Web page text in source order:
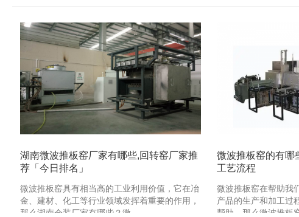
湖南微波推板窑厂家有哪些,回转窑厂家推
荐「今日排名」
微波推板窑具有相当高的工业利用价值，它在冶
金、建材、化工等行业领域发挥着重要的作用，
那么湖南会装厂家有哪些？微 …
微波推板窑的有哪
工艺流程
微波推板窑在帮助我
产品的生产和加工过
帮助，那么微波推板